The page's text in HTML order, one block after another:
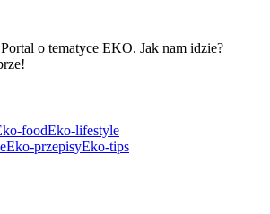
o tematyce EKO. Jak nam idzie?
foodEko-lifestyle
Eko-przepisyEko-tips